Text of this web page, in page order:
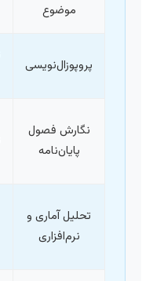
موضوع
پروپوزال‌نویسی
نگارش فصول
پایان‌نامه
تحلیل آماری و
نرم‌افزاری